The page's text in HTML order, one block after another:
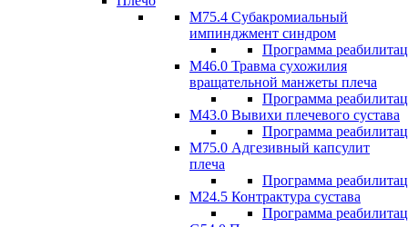
М75.4 Субакромиальный
импинджмент синдром
Программа
М46.0 Травма сухожилия
вращательной манжеты плеча
Программа
M43.0 Вывихи плечевого сустава
Программа
М75.0 Адгезивный капсулит
плеча
Программа
M24.5 Контрактура сустава
Программа